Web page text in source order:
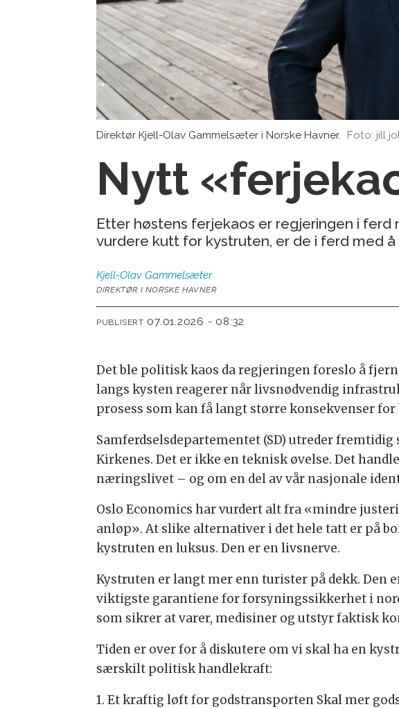
Direktør Kjell-Olav Gammelsæter i Norske Havner. Foto: jill
Nytt
Etter høstens ferjekaos er regjeringen i
vurdere kutt for kystruten, er de i ferd med
Kjell-Olav Gammelsæter
DIREKTØR I NORSKE HAVNER
PUBLISERT 07.01.2026 - 08:32
Det ble politisk kaos da regjeringen foreslo å
langs kysten reagerer når livsnødvendig
prosess som kan få langt større konsekvenser
Samferdselsdepartementet (SD) utreder
Kirkenes. Det er ikke en teknisk øvelse. Det
næringslivet – og om en del av vår nasjonale
Oslo Economics har vurdert alt fra «mindre
anløp». At slike alternativer i det hele tatt er på
kystruten en luksus. Den er en livsnerve.
Kystruten er langt mer enn turister på dekk. Den
viktigste garantiene for forsyningssikkerhet i
som sikrer at varer, medisiner og utstyr faktisk
Tiden er over for å diskutere om vi skal ha en
særskilt politisk handlekraft:
1. Et kraftig løft for godstransporten Skal mer